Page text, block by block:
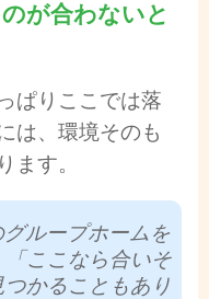
が合わないと
ぱりここでは落
は、環境そのも
ます。
ループホームを
「ここなら合いそ
かることもあり